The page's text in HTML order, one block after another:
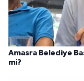
Amasra Belediye
mi?